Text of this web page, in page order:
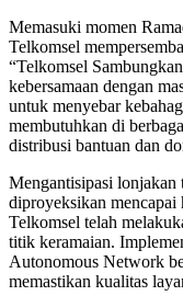
Memasuki momen
Telkomsel
“Telkomsel
kebersamaan dengan
untuk menyebar
membutuhkan di
distribusi bantuan dan
Mengantisipasi
diproyeksikan mencapai
Telkomsel telah
titik keramaian.
Autonomous Network
memastikan kualitas